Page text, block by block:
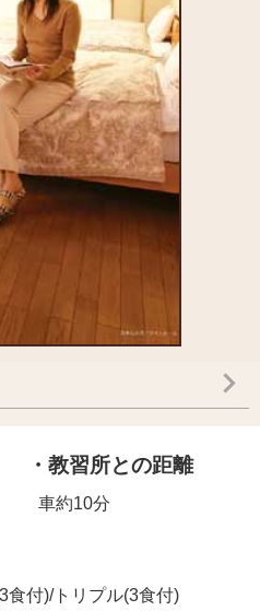
・教習所との距離
車約10分
食付)/トリプル(3食付)